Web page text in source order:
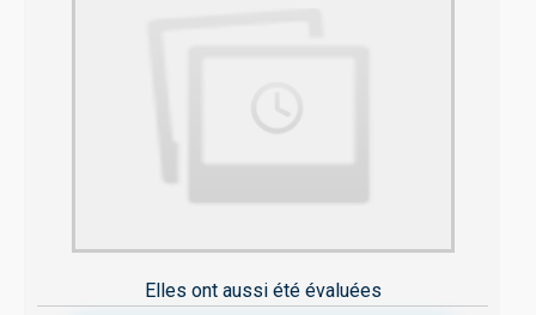
Elles ont aussi été évaluées